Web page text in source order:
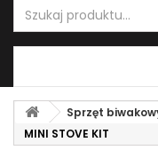
Sprzęt
MINI STOVE KIT